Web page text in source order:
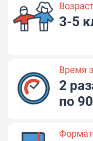
3-5
Время
2
по
Формат